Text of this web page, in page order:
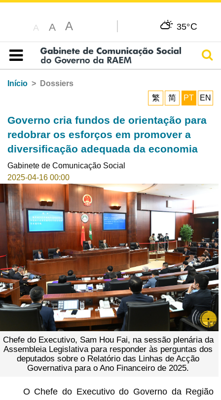
A A A 35°C
Índice
Início
Dossiers
繁
简 PT EN
Governo cria fundos de orientação para
redobrar os esforços em promover a
diversificação adequada da economia
Gabinete de Comunicação Social
2025-04-16 00:00
Chefe do Executivo, Sam Hou Fai, na sessão plenária da
Assembleia Legislativa para responder às perguntas dos
deputados sobre o Relatório das Linhas de Acção
Governativa para o Ano Financeiro de 2025.
O Chefe do Executivo do Governo da Região